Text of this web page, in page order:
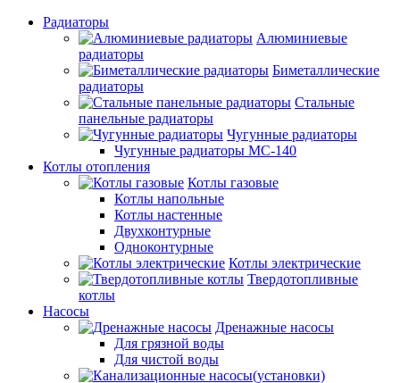
Радиаторы
Алюминиевые
радиаторы
Биметаллические
радиаторы
Стальные
панельные радиаторы
Чугунные радиаторы
Чугунные радиаторы МС-140
Котлы отопления
Котлы газовые
Котлы напольные
Котлы настенные
Двухконтурные
Одноконтурные
Котлы электрические
Твердотопливные
котлы
Насосы
Дренажные насосы
Для грязной воды
Для чистой воды